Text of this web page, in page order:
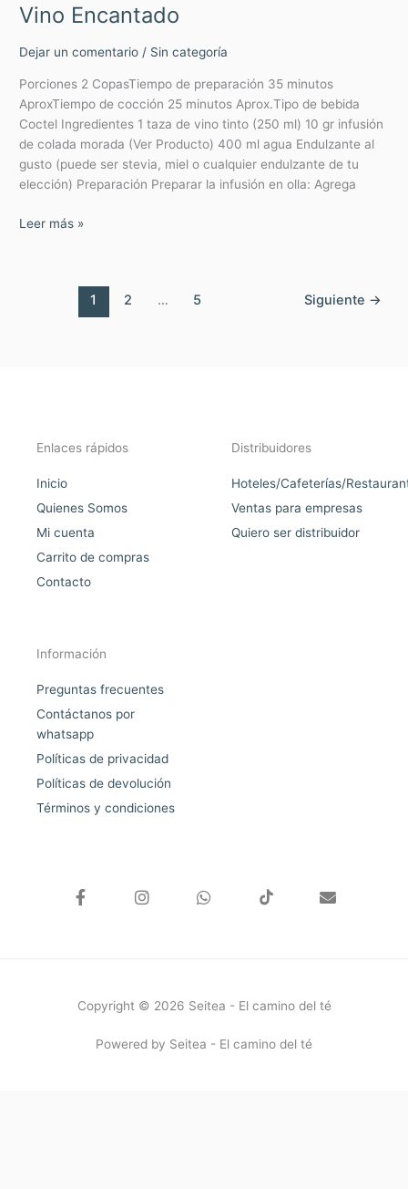
Vino Encantado
Dejar un comentario / Sin categoría
Porciones 2 CopasTiempo de preparación 35 minutos
AproxTiempo de cocción 25 minutos Aprox.Tipo de bebida
Coctel Ingredientes 1 taza de vino tinto (250 ml) 10 gr infusión
de colada morada (Ver Producto) 400 ml agua Endulzante al
gusto (puede ser stevia, miel o cualquier endulzante de tu
elección) Preparación Preparar la infusión en olla: Agrega
Leer más »
1 2 … 5 Siguiente →
Enlaces rápidos
Inicio
Quienes Somos
Mi cuenta
Carrito de compras
Contacto
Distribuidores
Hoteles/Cafeterías/
Ventas para empresas
Quiero ser distribuidor
Información
Preguntas frecuentes
Contáctanos por
whatsapp
Políticas de privacidad
Políticas de devolución
Términos y condiciones
a
-
n
m
h
n
Copyright © 2026 Seitea - El camino del té
Powered by Seitea - El camino del té